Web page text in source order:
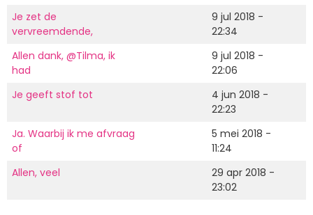
Je zet de
vervreemdende,
9 jul 2018 -
22:34
Allen dank, @Tilma, ik
had
9 jul 2018 -
22:06
Je geeft stof tot
4 jun 2018 -
22:23
Ja. Waarbij ik me afvraag
of
5 mei 2018 -
11:24
Allen, veel
29 apr 2018 -
23:02